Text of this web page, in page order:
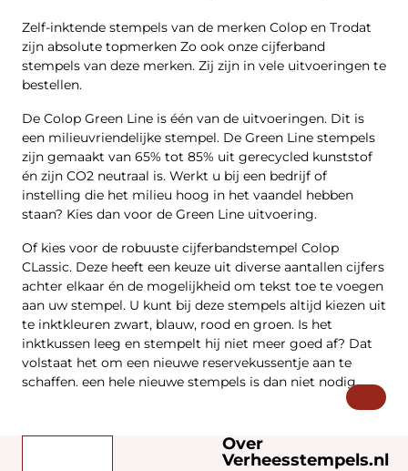
Zelf-inktende stempels van de merken Colop en Trodat
zijn absolute topmerken Zo ook onze cijferband
stempels van deze merken. Zij zijn in vele uitvoeringen te
bestellen.
De Colop Green Line is één van de uitvoeringen. Dit is
een milieuvriendelijke stempel. De Green Line stempels
zijn gemaakt van 65% tot 85% uit gerecycled kunststof
én zijn CO2 neutraal is. Werkt u bij een bedrijf of
instelling die het milieu hoog in het vaandel hebben
staan? Kies dan voor de Green Line uitvoering.
Of kies voor de robuuste cijferbandstempel Colop
CLassic. Deze heeft een keuze uit diverse aantallen cijfers
achter elkaar én de mogelijkheid om tekst toe te voegen
aan uw stempel. U kunt bij deze stempels altijd kiezen uit
te inktkleuren zwart, blauw, rood en groen. Is het
inktkussen leeg en stempelt hij niet meer goed af? Dat
volstaat het om een nieuwe reservekussentje aan te
schaffen. een hele nieuwe stempels is dan niet nodig.
Over
Verheesstempels.nl